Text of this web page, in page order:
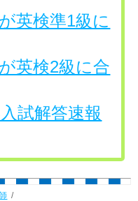
英検準1級に
英検2級に合
試解答速報